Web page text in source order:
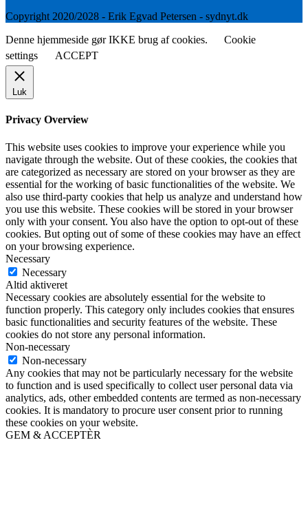
Copyright 2020/2028 - Erik Egvad Petersen - sydnyt.dk
Denne hjemmeside gør IKKE brug af cookies.
Cookie
settings
ACCEPT
Luk
Privacy Overview
This website uses cookies to improve your experience while you
navigate through the website. Out of these cookies, the cookies that
are categorized as necessary are stored on your browser as they are
essential for the working of basic functionalities of the website. We
also use third-party cookies that help us analyze and understand how
you use this website. These cookies will be stored in your browser
only with your consent. You also have the option to opt-out of these
cookies. But opting out of some of these cookies may have an effect
on your browsing experience.
Necessary
Necessary
Altid aktiveret
Necessary cookies are absolutely essential for the website to
function properly. This category only includes cookies that ensures
basic functionalities and security features of the website. These
cookies do not store any personal information.
Non-necessary
Non-necessary
Any cookies that may not be particularly necessary for the website
to function and is used specifically to collect user personal data via
analytics, ads, other embedded contents are termed as non-necessary
cookies. It is mandatory to procure user consent prior to running
these cookies on your website.
GEM & ACCEPTÈR